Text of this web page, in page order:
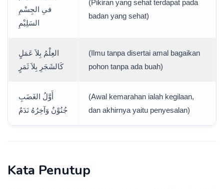
فىِ الجِسْمِ
السَلِيْمِ
(Pikiran yang sehat terdapat pada
badan yang sehat)
العِلْمُ بِلاَ عَمَلٍ
كَالشَجَرِ بِلاَ ثَمَرٍ
(Ilmu tanpa disertai amal bagaikan
pohon tanpa ada buah)
أَوَّلُ الغَضَبِ
جُنُوْنٌ وَآخِرُهُ نَدَمٌ
(Awal kemarahan ialah kegilaan,
dan akhirnya yaitu penyesalan)
Kata Penutup